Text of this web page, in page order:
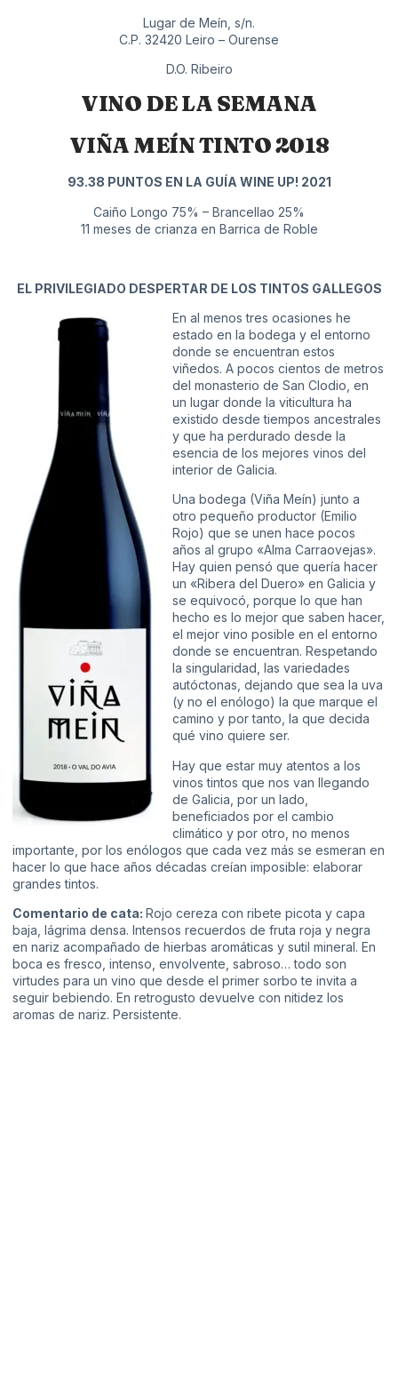
Lugar de Meín, s/n.
C.P. 32420 Leiro – Ourense
D.O. Ribeiro
VINO DE LA SEMANA
VIÑA MEÍN TINTO 2018
93.38 PUNTOS EN LA GUÍA WINE UP! 2021
Caiño Longo 75% – Brancellao 25%
11 meses de crianza en Barrica de Roble
EL PRIVILEGIADO DESPERTAR DE LOS TINTOS GALLEGOS
En al menos tres ocasiones he
estado en la bodega y el entorno
donde se encuentran estos
viñedos. A pocos cientos de metros
del monasterio de San Clodio, en
un lugar donde la viticultura ha
existido desde tiempos ancestrales
y que ha perdurado desde la
esencia de los mejores vinos del
interior de Galicia.
Una bodega (Viña Meín) junto a
otro pequeño productor (Emilio
Rojo) que se unen hace pocos
años al grupo «Alma Carraovejas».
Hay quien pensó que quería hacer
un «Ribera del Duero» en Galicia y
se equivocó, porque lo que han
hecho es lo mejor que saben hacer,
el mejor vino posible en el entorno
donde se encuentran. Respetando
la singularidad, las variedades
autóctonas, dejando que sea la uva
(y no el enólogo) la que marque el
camino y por tanto, la que decida
qué vino quiere ser.
Hay que estar muy atentos a los
vinos tintos que nos van llegando
de Galicia, por un lado,
beneficiados por el cambio
climático y por otro, no menos
importante, por los enólogos que cada vez más se esmeran en
hacer lo que hace años décadas creían imposible: elaborar
grandes tintos.
Comentario de cata: Rojo cereza con ribete picota y capa
baja, lágrima densa. Intensos recuerdos de fruta roja y negra
en nariz acompañado de hierbas aromáticas y sutil mineral. En
boca es fresco, intenso, envolvente, sabroso… todo son
virtudes para un vino que desde el primer sorbo te invita a
seguir bebiendo. En retrogusto devuelve con nitidez los
aromas de nariz. Persistente.